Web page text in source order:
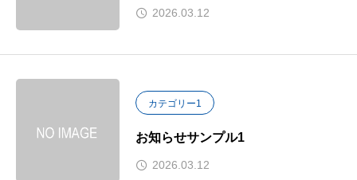
2026.03.12
カテゴリー1
お知らせサンプル1
2026.03.12